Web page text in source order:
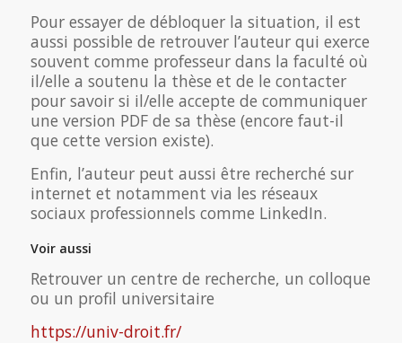
Pour essayer de débloquer la situation, il est
aussi possible de retrouver l’auteur qui exerce
souvent comme professeur dans la faculté où
il/elle a soutenu la thèse et de le contacter
pour savoir si il/elle accepte de communiquer
une version PDF de sa thèse (encore faut-il
que cette version existe).
Enfin, l’auteur peut aussi être recherché sur
internet et notamment via les réseaux
sociaux professionnels comme LinkedIn.
Voir aussi
Retrouver un centre de recherche, un colloque
ou un profil universitaire
https://univ-droit.fr/